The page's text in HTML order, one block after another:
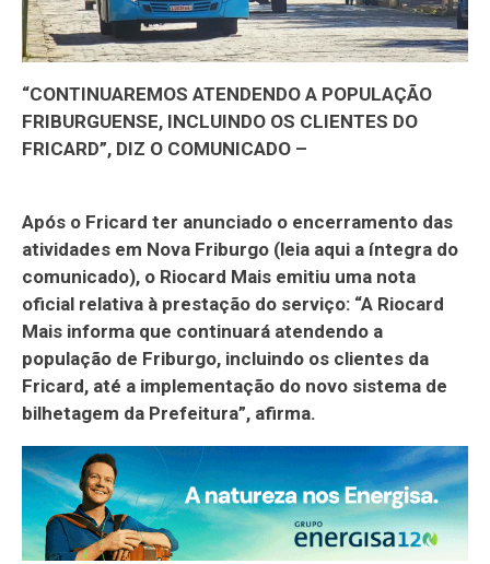
“CONTINUAREMOS ATENDENDO A POPULAÇÃO
FRIBURGUENSE, INCLUINDO OS CLIENTES DO
FRICARD”, DIZ O COMUNICADO –
Após o Fricard ter anunciado o encerramento das
atividades em Nova Friburgo (leia aqui a íntegra do
comunicado), o Riocard Mais emitiu uma nota
oficial relativa à prestação do serviço: “A Riocard
Mais informa que continuará atendendo a
população de Friburgo, incluindo os clientes da
Fricard, até a implementação do novo sistema de
bilhetagem da Prefeitura”, afirma.